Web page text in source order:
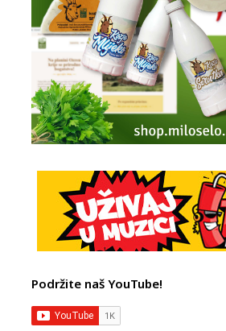
Podržite naš YouTube!